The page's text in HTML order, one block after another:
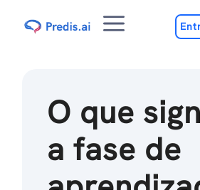
para
Menu
O que
a fase de